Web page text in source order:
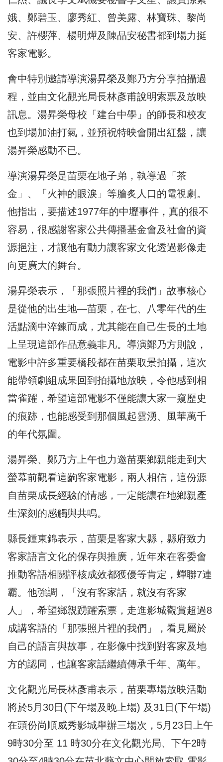
娥、鄭碧玉、廖秀紅、曾美露、林寶珠、黎尚
安、許櫻萍、楊明燁及陳品安秘書都到場力挺
客家電影。
會中特別邀請導演湯昇榮及鄭乃方分享拍攝過
程，並由文化觀光局長林彥甫說明索票及放映
訊息。湯昇榮母校「建台中學」的師長和校友
也到場加油打氣，並預祝特映會開出紅盤，讓
湯昇榮感動不已。
導演湯昇榮是苗栗在地子弟，執導過「茶
金」、「火神的眼淚」等膾炙人口的電視劇。
他指出，要描述1977年的中壢事件，真的很不
容易，很感謝客家公共傳播基金會及社會的資
源挹注，才讓他有動力讓客家文化透過影像走
向更廣大的舞台。
湯昇榮表示，「那張照片裡的我們」故事核心
是從他的出生地—苗栗，在七、八零年代的生
活點滴中淬鍊而成，尤其能在自己生長的土地
上呈現這部作品意義非凡。導演鄭乃方則說，
電影中許多重要橋段都在苗栗取景拍攝，這次
能帶領劇組成果回到拍攝地放映，令他感到相
當雀躍，希望這部電影不僅能讓大家一窺歷史
的痕跡，也能感受到那個風起雲湧、風華萬千
的年代氛圍。
湯昇榮、鄭乃方上午也力邀苗栗鄉親能走到大
螢幕前觀看這齣客家電影，兩人相信，這份源
自苗栗成長經驗的情感，一定能讓在地鄉親產
生深刻的感觸與共鳴。
縣長鍾東錦表示，苗栗是客家大縣，縣府致力
客家語言文化的保存與推廣，近年來在客委會
推動客語相關評核成效都獲優等肯定，蟬聯7連
霸。他強調，「沒有客家話，就沒有客家
人」，希望鄉親踴躍索票，走進影城觀賞超過8
成講客語的「那張照片裡的我們」，看見屬於
自己的語言與故事，在影像中找到對客家及地
方的認同，也讓客家話繼續傳承千年、萬年。
文化觀光局長林彥甫表示，苗栗專場放映活動
將於5月30日(下午場及晚上場) 及31日(下午場)
在頭份尚順威秀影城舉辦三場次，5月23日上午
9時30分至 11 時30分在文化觀光局、下午2時